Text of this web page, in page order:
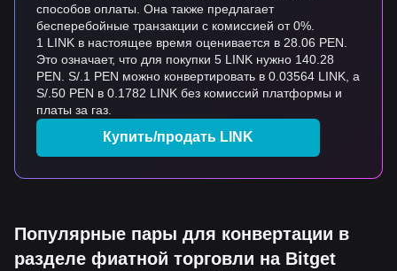
способов оплаты. Она также предлагает
бесперебойные транзакции с комиссией от 0%.
1 LINK в настоящее время оценивается в 28.06 PEN.
Это означает, что для покупки 5 LINK нужно 140.28
PEN. S/.1 PEN можно конвертировать в 0.03564 LINK, а
S/.50 PEN в 0.1782 LINK без комиссий платформы и
платы за газ.
Купить/продать LINK
Популярные пары для конвертации в
разделе фиатной торговли на Bitget